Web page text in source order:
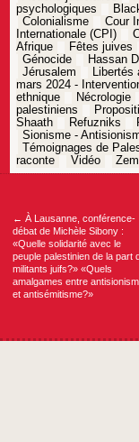
psychologiques
Colonialisme
Cour
Internationale (CPI)
Afrique
Fêtes juives
Génocide
Hassan
Jérusalem
Libertés
mars 2024 -
ethnique
Nécrologie
palestiniens
Shaath
Refuzniks
Sionisme -
Témoignages de
raconte
Vidéo
Navigation
← À Lausanne, conférence-
débat de Michèle Sibony :
«Quelle solidarité avec le
peuple palestinien de la part
militants juifs?» «Quels
amalgames entre
et antisémitisme?»